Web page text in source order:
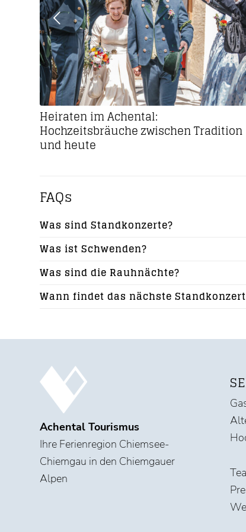
Heiraten im Achental:
Hochzeitsbräuche zwischen Tradition
und heute
FAQs
Was sind Standkonzerte?
Was ist Schwenden?
Was sind die Rauhnächte?
Wann findet das nächste
Achental Tourismus
Ihre Ferienregion Chiemsee-
Chiemgau in den Chiemgauer
Alpen